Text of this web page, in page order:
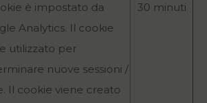
è impostato da
Analytics. Il cookie
utilizzato per
nuove sessioni /
Il cookie viene creato
30 minuti